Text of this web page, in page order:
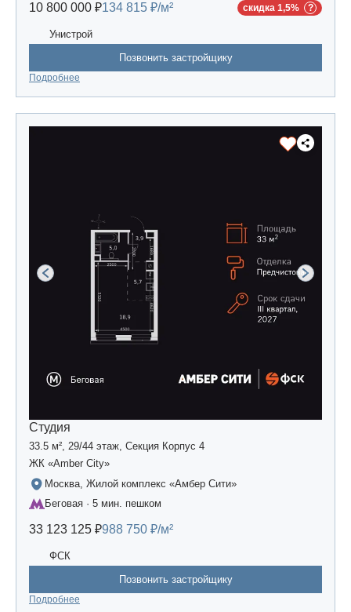
10 800 000 ₽134 815 ₽/м² скидка 1,5%
Унистрой
Позвонить застройщику
Подробнее
Студия
33.5 м², 29/44 этаж, Секция Корпус 4
ЖК «Amber Сity»
Москва, Жилой комплекс «Амбер Сити»
Беговая · 5 мин. пешком
33 123 125 ₽988 750 ₽/м²
ФСК
Позвонить застройщику
Подробнее